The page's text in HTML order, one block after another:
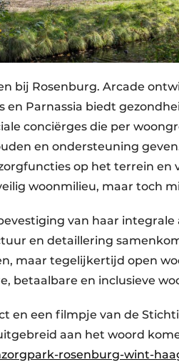
bij Rosenburg. Arcade
Parnassia biedt
conciërges die per
en ondersteuning
op het terrein en
woonmilieu, maar toch
van haar
en detaillering
maar tegelijkertijd open
betaalbare en inclusieve
en een filmpje van de
aan het woord
rosenburg-wint-